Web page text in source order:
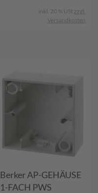
inkl. 20 % USt zzgl.
Versandkosten
Berker AP-GEHÄUSE
1-FACH PWS